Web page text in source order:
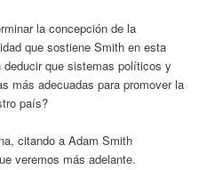
la concepción de la
que sostiene Smith en esta
que sistemas políticos y
más adecuadas para promover la
país?
citando a Adam Smith
veremos más adelante.